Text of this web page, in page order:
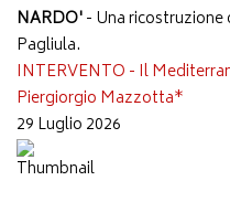
NARDO'- Una
Pagliula.
INTERVENTO - Il
Piergiorgio Mazzotta*
29 Luglio 2026